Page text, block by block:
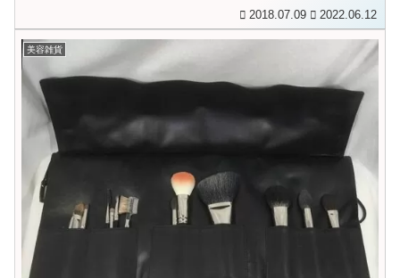
2018.07.09 2022.06.12
美容雑貨